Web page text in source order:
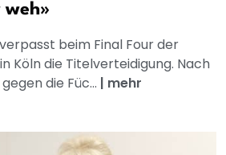
beim Final Four der
Köln die Titelverteidigung. Nach
die Füc... | mehr